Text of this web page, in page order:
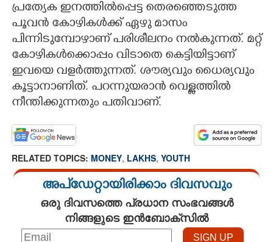
പ്രത്യേക ഇനത്തിൽപ്പെട്ട തെരഞ്ഞെടുത്ത
പൂവൻ കോഴികൾക്ക് ഏഴു മാസം
പിന്നിടുമ്പോഴാണ് പരിശീലനം നൽകുന്നത്. മറ്റ്
കോഴികൾക്കൊപ്പം വിടാതെ കെട്ടിയിട്ടാണ്
ഇവയെ വളർത്തുന്നത്. ശൗര്യവും ധൈര്യവും
കൂട്ടാനാണിത്. പറന്നുയരാൻ വെള്ളത്തിൽ
നീന്തിക്കുന്നതും പതിവാണ്.
RELATED TOPICS: MONEY, LAKHS, YOUTH
അപ്ഡേറ്റായിരിക്കാം ദിവസവും
ഒരു ദിവസത്തെ പ്രധാന സംഭവങ്ങൾ
നിങ്ങളുടെ ഇൻബോക്സിൽ